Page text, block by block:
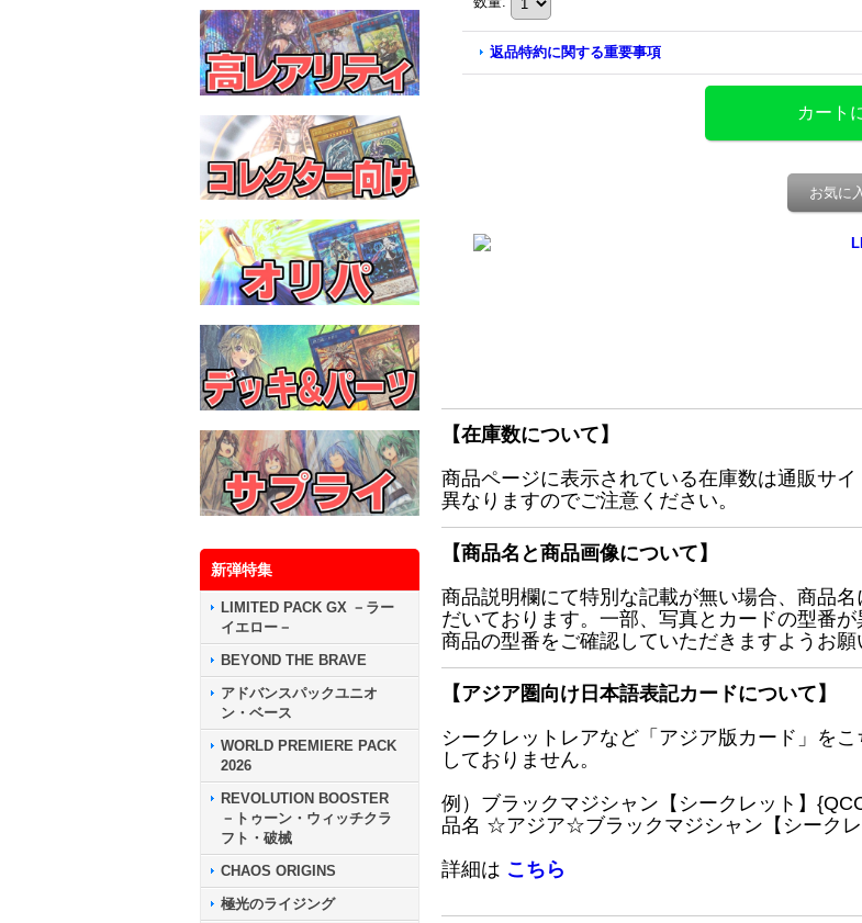
新弾特集
LIMITED PACK GX －ラー
イエロー－
BEYOND THE BRAVE
アドバンスパックユニオ
ン・ベース
WORLD PREMIERE PACK
2026
REVOLUTION BOOSTER
－トゥーン・ウィッチクラ
フト・破械
CHAOS ORIGINS
極光のライジング
返品特約に関する重要事項
お気に
【在庫数について】
商品ページに表示されている在庫数は通販サ
異なりますのでご注意ください。
【商品名と商品画像について】
商品説明欄にて特別な記載が無い場合、商品
だいております。一部、写真とカードの型番
商品の型番をご確認していただきますようお願
【アジア圏向け日本語表記カードについて】
シークレットレアなど「アジア版カード」を
しておりません。
例）ブラックマジシャン【シークレット】
品名 ☆アジア☆ブラックマジシャン【シークレ
詳細は こちら